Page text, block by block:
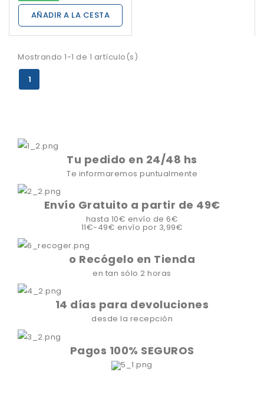
AÑADIR A LA CESTA
Mostrando 1-1 de 1 artículo(s)
1
Tu pedido en 24/48 hs
Te informaremos puntualmente
Envío Gratuito a partir de 49€
hasta 10€ envío de 6€
11€-49€ envío por 3,99€
o Recógelo en Tienda
en tan sólo 2 horas
14 días para devoluciones
desde la recepción
Pagos 100% SEGUROS